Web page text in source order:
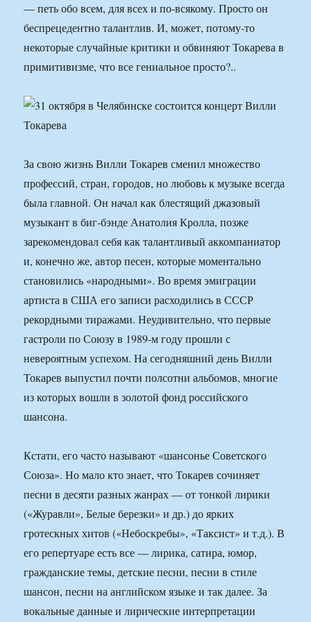
— петь обо всем, для всех и по-всякому. Просто он
беспрецедентно талантлив. И, может, потому-то
некоторые случайные критики и обвиняют Токарева в
примитивизме, что все гениальное просто?..
За свою жизнь Вилли Токарев сменил множество
профессий, стран, городов, но любовь к музыке всегда
была главной. Он начал как блестящий джазовый
музыкант в биг-бэнде Анатолия Кролла, позже
зарекомендовал себя как талантливый аккомпаниатор
и, конечно же, автор песен, которые моментально
становились «народными». Во время эмиграции
артиста в США его записи расходились в СССР
рекордными тиражами. Неудивительно, что первые
гастроли по Союзу в 1989-м году прошли с
невероятным успехом. На сегодняшний день Вилли
Токарев выпустил почти полсотни альбомов, многие
из которых вошли в золотой фонд российского
шансона.
Кстати, его часто называют «шансонье Советского
Союза». Но мало кто знает, что Токарев сочиняет
песни в десяти разных жанрах — от тонкой лирики
(«Журавли», Белые березки» и др.) до ярких
гротескных хитов («Небоскребы», «Таксист» и т.д.). В
его репертуаре есть все — лирика, сатира, юмор,
гражданские темы, детские песни, песни в стиле
шансон, песни на английском языке и так далее. За
вокальные данные и лирические интерпретации